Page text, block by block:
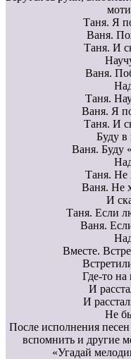
Таня. Я
Ваня.
Таня. И
Ваня.
Таня.
Ваня. Я
Таня. И
Буду в
Ваня. Буду
Таня. Не
Ваня. Не
И
Таня. Если
Ваня.
Вместе.
Где-то
И
И
Не
После исполнения
вспомнить и другие
«Угадай